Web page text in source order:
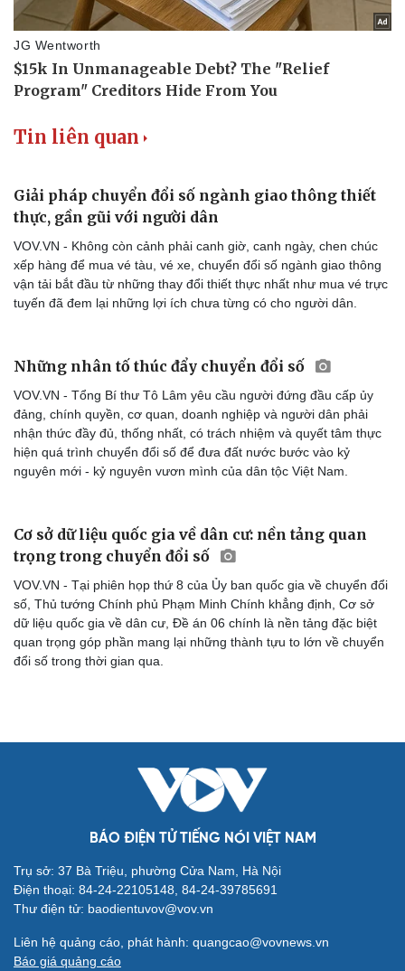
Cải chính
Tin liên quan
Giải pháp chuyển đổi số ngành giao thông thiết
thực, gần gũi với người dân
VOV.VN - Không còn cảnh phải canh giờ, canh ngày, chen chúc
xếp hàng để mua vé tàu, vé xe, chuyển đổi số ngành giao thông
vận tải bắt đầu từ những thay đổi thiết thực nhất như mua vé trực
tuyến đã đem lại những lợi ích chưa từng có cho người dân.
Những nhân tố thúc đẩy chuyển đổi số
VOV.VN - Tổng Bí thư Tô Lâm yêu cầu người đứng đầu cấp ủy
đảng, chính quyền, cơ quan, doanh nghiệp và người dân phải
nhận thức đầy đủ, thống nhất, có trách nhiệm và quyết tâm thực
hiện quá trình chuyển đổi số để đưa đất nước bước vào kỷ
nguyên mới - kỷ nguyên vươn mình của dân tộc Việt Nam.
Cơ sở dữ liệu quốc gia về dân cư: nền tảng quan
trọng trong chuyển đổi số
VOV.VN - Tại phiên họp thứ 8 của Ủy ban quốc gia về chuyển đổi
số, Thủ tướng Chính phủ Phạm Minh Chính khẳng định, Cơ sở
dữ liệu quốc gia về dân cư, Đề án 06 chính là nền tảng đặc biệt
quan trọng góp phần mang lại những thành tựu to lớn về chuyển
đổi số trong thời gian qua.
BÁO ĐIỆN TỬ TIẾNG NÓI VIỆT NAM
Trụ sở: 37 Bà Triệu, phường Cửa Nam, Hà Nội
Điện thoại: 84-24-22105148, 84-24-39785691
Thư điện tử: baodientuvov@vov.vn
Liên hệ quảng cáo, phát hành: quangcao@vovnews.vn
Báo giá quảng cáo